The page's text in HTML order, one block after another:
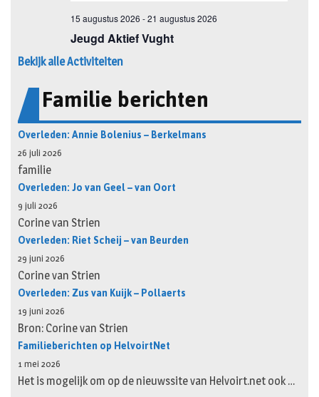
Bekijk alle Activiteiten
Familie berichten
Overleden: Annie Bolenius – Berkelmans
26 juli 2026
familie
Overleden: Jo van Geel – van Oort
9 juli 2026
Corine van Strien
Overleden: Riet Scheij – van Beurden
29 juni 2026
Corine van Strien
Overleden: Zus van Kuijk – Pollaerts
19 juni 2026
Bron: Corine van Strien
Familieberichten op HelvoirtNet
1 mei 2026
Het is mogelijk om op de nieuwssite van Helvoirt.net ook …